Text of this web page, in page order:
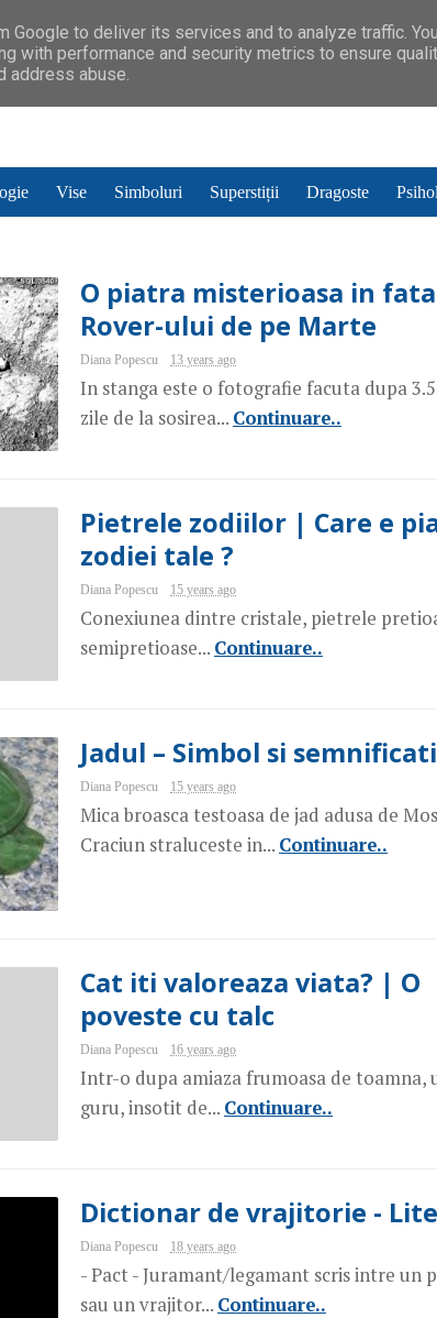
Vise Simboluri Superstiții Dragoste
O piatra misterioasa in fata
Rover-ului de pe Marte
Diana Popescu 13 years ago
In stanga este o fotografie facuta dupa
zile de la sosirea... Continuare..
Pietrele zodiilor | Care e
zodiei tale ?
Diana Popescu 15 years ago
Conexiunea dintre cristale, pietrele
semipretioase... Continuare..
Jadul – Simbol si
Diana Popescu 15 years ago
Mica broasca testoasa de jad adusa de Mos
Craciun straluceste in... Continuare..
Cat iti valoreaza viata? | O
poveste cu talc
Diana Popescu 16 years ago
Intr-o dupa amiaza frumoasa de toamna,
guru, insotit de... Continuare..
Dictionar de vrajitorie -
Diana Popescu 18 years ago
- Pact - Juramant/legamant scris intre un
sau un vrajitor... Continuare..
Google to deliver its services and to analyze traffic.
with performance and security metrics to ensure
address abuse.